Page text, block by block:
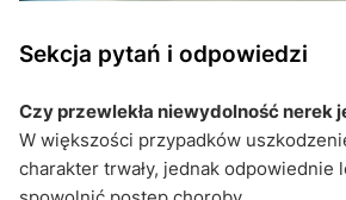
Sekcja pytań i odpowiedzi
Czy przewlekła niewydolność nerek
W większości przypadków
charakter trwały, jednak odpowiednie